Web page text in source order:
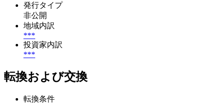
発行タイプ
非公開
地域内訳
***
投資家内訳
***
転換および交換
転換条件